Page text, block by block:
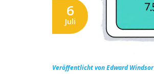
6
Juli
Veröffentlicht von Edward Windsor